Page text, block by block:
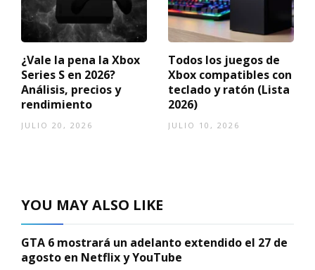
¿Vale la pena la Xbox
Series S en 2026?
Análisis, precios y
rendimiento
JULIO 20, 2026
Todos los juegos de
Xbox compatibles con
teclado y ratón (Lista
2026)
JULIO 10, 2026
YOU MAY ALSO LIKE
GTA 6 mostrará un adelanto extendido el 27 de
agosto en Netflix y YouTube